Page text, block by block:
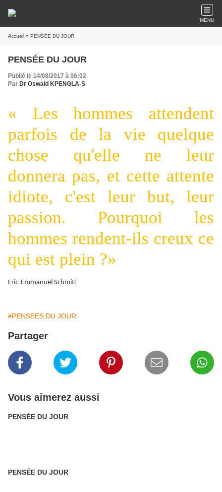
MENU
Accueil » PENSÉE DU JOUR
PENSÉE DU JOUR
Publié le 14/08/2017 à 06:02
Par Dr Oswald KPENGLA-S
« Les hommes attendent
parfois de la vie quelque
chose qu'elle ne leur
donnera pas, et cette attente
idiote, c'est leur but, leur
passion. Pourquoi les
hommes rendent-ils creux ce
qui est plein ?»
Eric-Emmanuel Schmitt
#PENSEES DU JOUR
Partager
Vous aimerez aussi
PENSÉE DU JOUR
PENSÉE DU JOUR